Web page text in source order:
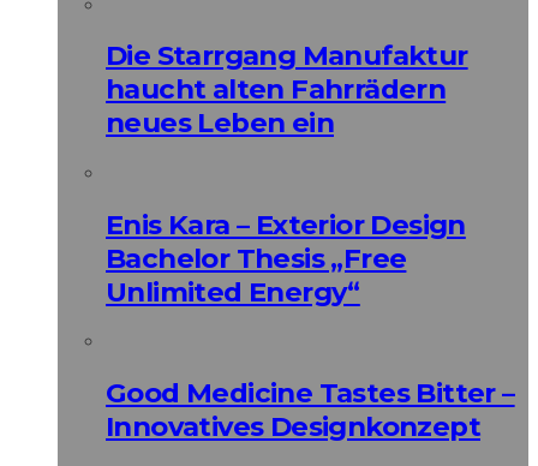
Die Starrgang Manufaktur
haucht alten Fahrrädern
neues Leben ein
Enis Kara – Exterior Design
Bachelor Thesis „Free
Unlimited Energy“
Good Medicine Tastes Bitter –
Innovatives Designkonzept